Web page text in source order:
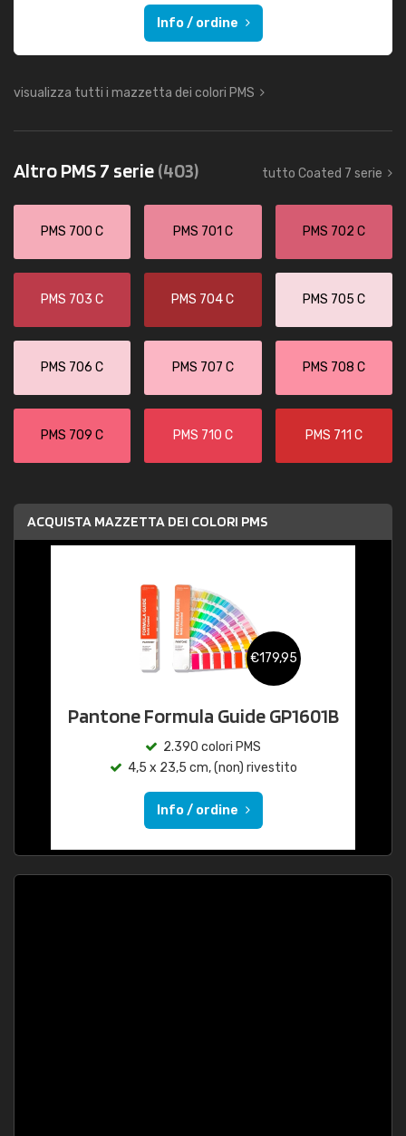
Info / ordine
visualizza tutti i mazzetta dei colori PMS
Altro PMS 7 serie(403) tutto Coated 7 serie
PMS 700 C PMS 701 C PMS 702 C
PMS 703 C PMS 704 C PMS 705 C
PMS 706 C PMS 707 C PMS 708 C
PMS 709 C PMS 710 C PMS 711 C
ACQUISTA MAZZETTA DEI COLORI PMS
€179,95
Pantone Formula Guide GP1601B
2.390 colori PMS
4,5 x 23,5 cm, (non) rivestito
Info / ordine